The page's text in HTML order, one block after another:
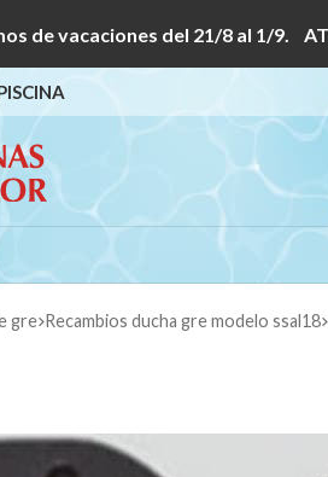
de vacaciones del 21/8 al 1/9.
gre recambios ducha gre modelo ssal18